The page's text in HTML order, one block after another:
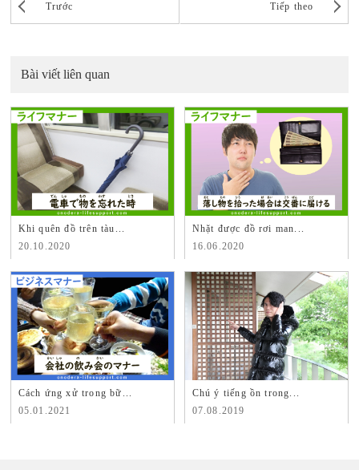
Trước Tiếp theo
Bài viết liên quan
Khi quên đồ trên tàu...
20.10.2020
Nhặt được đồ rơi man...
16.06.2020
Cách ứng xử trong bữ...
05.01.2021
Chú ý tiếng ồn trong...
07.08.2019